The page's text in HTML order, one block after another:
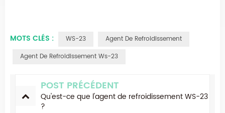
MOTS CLÉS : WS-23
Agent De Refroidissement
Agent De Refroidissement Ws-23
POST PRÉCÉDENT
Qu'est-ce que l'agent de refroidissement WS-23
?